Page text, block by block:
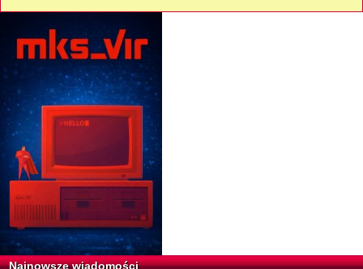
Najnowsze wiadomości